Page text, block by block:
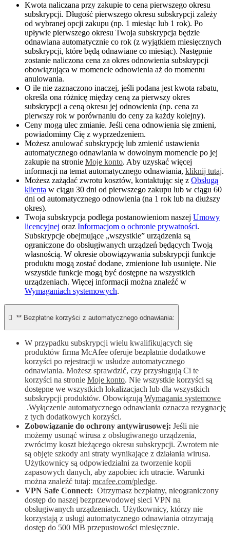
Kwota naliczana przy zakupie to cena pierwszego okresu
subskrypcji. Długość pierwszego okresu subskrypcji zależy
od wybranej opcji zakupu (np. 1 miesiąc lub 1 rok). Po
upływie pierwszego okresu Twoja subskrypcja będzie
odnawiana automatycznie co rok (z wyjątkiem miesięcznych
subskrypcji, które będą odnawiane co miesiąc). Następnie
zostanie naliczona cena za okres odnowienia subskrypcji
obowiązująca w momencie odnowienia aż do momentu
anulowania.​
O ile nie zaznaczono inaczej, jeśli podana jest kwota rabatu,
określa ona różnicę między ceną za pierwszy okres
subskrypcji a ceną okresu jej odnowienia (np. cena za
pierwszy rok w porównaniu do ceny za każdy kolejny).
Ceny mogą ulec zmianie. Jeśli cena odnowienia się zmieni,
powiadomimy Cię z wyprzedzeniem.
Możesz anulować subskrypcję lub zmienić ustawienia
automatycznego odnawiania w dowolnym momencie po jej
zakupie na stronie Moje konto. Aby uzyskać więcej
informacji na temat automatycznego odnawiania, kliknij tutaj.
Możesz zażądać zwrotu kosztów, kontaktując się z Obsługą
klienta w ciągu 30 dni od pierwszego zakupu lub w ciągu 60
dni od automatycznego odnowienia (na 1 rok lub na dłuższy
okres).
Twoja subskrypcja podlega postanowieniom naszej Umowy
licencyjnej oraz Informacjom o ochronie prywatności.
Subskrypcje obejmujące „wszystkie” urządzenia są
ograniczone do obsługiwanych urządzeń będących Twoją
własnością. W okresie obowiązywania subskrypcji funkcje
produktu mogą zostać dodane, zmienione lub usunięte. Nie
wszystkie funkcje mogą być dostępne na wszystkich
urządzeniach. Więcej informacji można znaleźć w
Wymaganiach systemowych.
 ** Bezpłatne korzyści z automatycznego odnawiania:
W przypadku subskrypcji wielu kwalifikujących się
produktów firma McAfee oferuje bezpłatnie dodatkowe
korzyści po rejestracji w usłudze automatycznego
odnawiania. Możesz sprawdzić, czy przysługują Ci te
korzyści na stronie Moje konto. Nie wszystkie korzyści są
dostępne we wszystkich lokalizacjach lub dla wszystkich
subskrypcji produktów. Obowiązują Wymagania systemowe
.Wyłączenie automatycznego odnawiania oznacza rezygnację
z tych dodatkowych korzyści.
Zobowiązanie do ochrony antywirusowej: Jeśli nie
możemy usunąć wirusa z obsługiwanego urządzenia,
zwrócimy koszt bieżącego okresu subskrypcji. Zwrotem nie
są objęte szkody ani straty wynikające z działania wirusa.
Użytkownicy są odpowiedzialni za tworzenie kopii
zapasowych danych, aby zapobiec ich utracie. Warunki
można znaleźć tutaj: mcafee.com/pledge.
VPN Safe Connect: Otrzymasz bezpłatny, nieograniczony
dostęp do naszej bezprzewodowej sieci VPN na
obsługiwanych urządzeniach. Użytkownicy, którzy nie
korzystają z usługi automatycznego odnawiania otrzymają
dostęp do 500 MB przepustowości miesięcznie.